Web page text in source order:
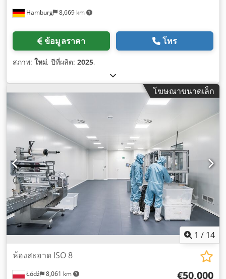
Hamburg 8,669 km
ข้อมูลราคา โทร
สภาพ: ใหม่, ปีที่ผลิต: 2025,
โฆษณาขนาดเล็ก
1 / 14
Łódź 8,061 km
ห้องสะอาด ISO 8
€50,000